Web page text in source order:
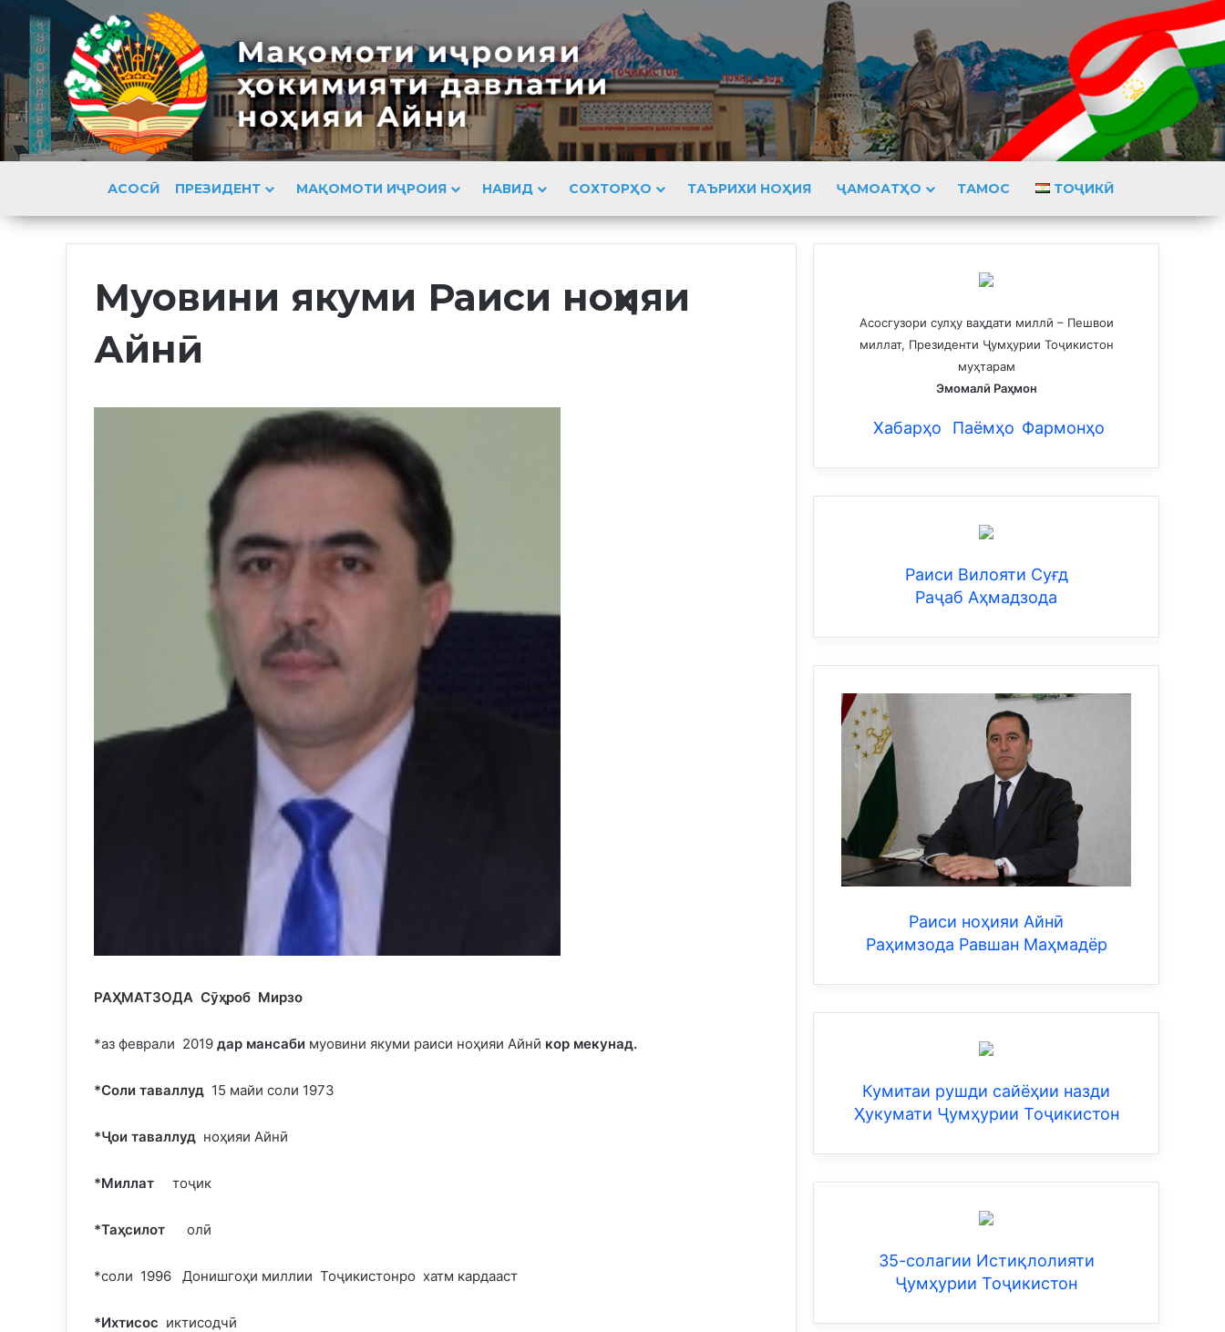
АСОСӢ ПРЕЗИДЕНТ МАҚОМОТИ ИҶРОИЯ НАВИД СОХТОРҲО ТАЪРИХИ НОҲИЯ ҶАМОАТҲО ТАМОС ТОҶИКӢ
Муовини якуми Раиси ноҳияи
Айнӣ
РАҲМАТЗОДА Сӯҳроб Мирзо
*аз феврали 2019 дар мансаби муовини якуми раиси ноҳияи Айнӣ кор мекунад.
*Соли таваллуд 15 майи соли 1973
*Ҷои таваллуд ноҳияи Айнӣ
*Миллат тоҷик
*Таҳсилот олӣ
*соли 1996 Донишгоҳи миллии Тоҷикистонро хатм кардааст
*Ихтисос иктисодчӣ
Асосгузори сулҳу ваҳдати миллӣ – Пешвои
миллат, Президенти Ҷумҳурии Тоҷикистон
муҳтарам
Эмомалӣ Раҳмон
Хабарҳо Паёмҳо Фармонҳо
Раиси Вилояти Суғд
Раҷаб Аҳмадзода
Раиси ноҳияи Айнӣ
Раҳимзода Равшан Маҳмадёр
Кумитаи рушди сайёҳии назди
Ҳукумати Ҷумҳурии Тоҷикистон
35-солагии Истиқлолияти
Ҷумҳурии Тоҷикистон